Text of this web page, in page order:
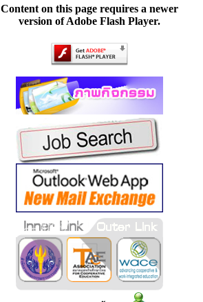
Content on this page requires a newer
version of Adobe Flash Player.